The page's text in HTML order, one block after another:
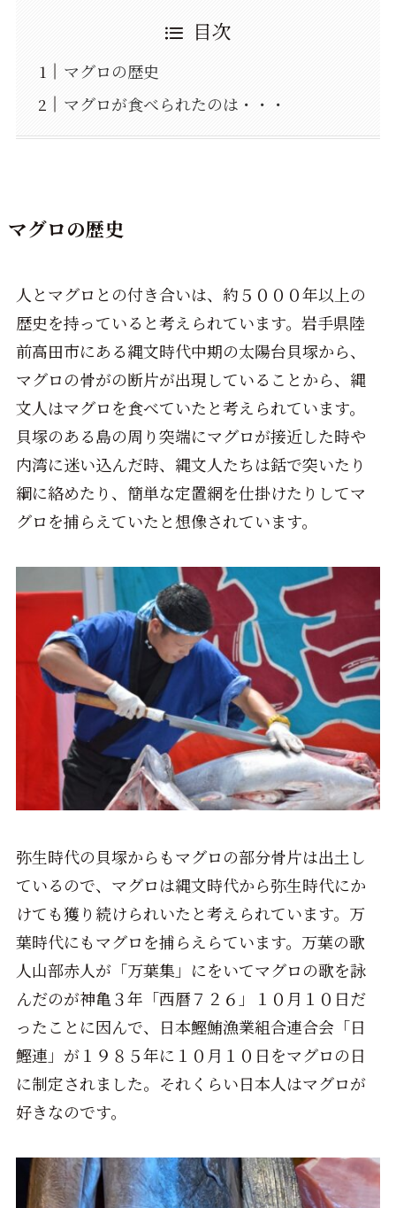
目次
マグロの歴史
マグロが食べられたのは・・・
マグロの歴史
人とマグロとの付き合いは、約５０００年以上の
歴史を持っていると考えられています。岩手県陸
前高田市にある縄文時代中期の太陽台貝塚から、
マグロの骨がの断片が出現していることから、縄
文人はマグロを食べていたと考えられています。
貝塚のある島の周り突端にマグロが接近した時や
内湾に迷い込んだ時、縄文人たちは銛で突いたり
綱に絡めたり、簡単な定置網を仕掛けたりしてマ
グロを捕らえていたと想像されています。
弥生時代の貝塚からもマグロの部分骨片は出土し
ているので、マグロは縄文時代から弥生時代にか
けても獲り続けられいたと考えられています。万
葉時代にもマグロを捕らえらています。万葉の歌
人山部赤人が「万葉集」にをいてマグロの歌を詠
んだのが神亀３年「西暦７２６」１０月１０日だ
ったことに因んで、日本鰹鮪漁業組合連合会「日
鰹連」が１９８５年に１０月１０日をマグロの日
に制定されました。それくらい日本人はマグロが
好きなのです。